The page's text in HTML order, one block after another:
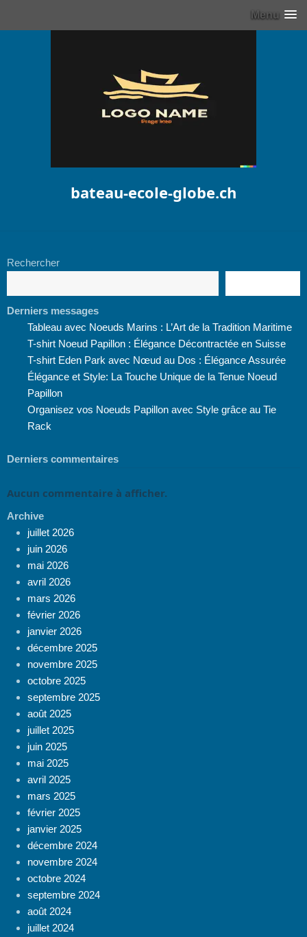
Menu
bateau-ecole-globe.ch
Rechercher
Derniers messages
Tableau avec Noeuds Marins : L’Art de la Tradition Maritime
T-shirt Noeud Papillon : Élégance Décontractée en Suisse
T-shirt Eden Park avec Nœud au Dos : Élégance Assurée
Élégance et Style: La Touche Unique de la Tenue Noeud
Papillon
Organisez vos Noeuds Papillon avec Style grâce au Tie
Rack
Derniers commentaires
Aucun commentaire à afficher.
Archive
juillet 2026
juin 2026
mai 2026
avril 2026
mars 2026
février 2026
janvier 2026
décembre 2025
novembre 2025
octobre 2025
septembre 2025
août 2025
juillet 2025
juin 2025
mai 2025
avril 2025
mars 2025
février 2025
janvier 2025
décembre 2024
novembre 2024
octobre 2024
septembre 2024
août 2024
juillet 2024